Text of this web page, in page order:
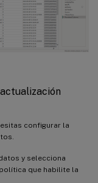
configurar la
y selecciona
que habilite la